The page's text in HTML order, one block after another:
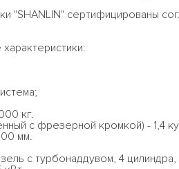
"SHANLIN" cертифицированы
кг.
с фрезерной кромкой) - 1,4
мм.
с турбонаддувом, 4